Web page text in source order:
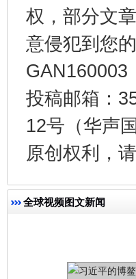
权，部分文
意侵犯到您
GAN160003
投稿邮箱：
12号（华声
原创权利，
全球视频图文新闻
在谋一域中谋
习近平的博鳌